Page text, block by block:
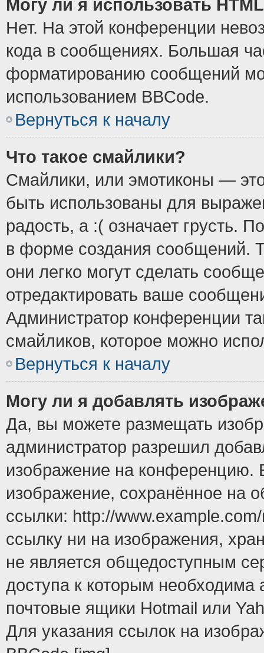
Могу ли я использовать
Нет. На этой конференции
кода в сообщениях. Большая
форматированию сообщений
использованием BBCode.
Вернуться к началу
Что такое смайлики?
Смайлики, или эмотиконы —
быть использованы для
радость, а :( означает грусть.
в форме создания сообщений.
они легко могут сделать
отредактировать ваше
Администратор конференции
смайликов, которое можно
Вернуться к началу
Могу ли я добавлять
Да, вы можете размещать
администратор разрешил
изображение на конференцию.
изображение, сохранённое на
ссылки: http://
ссылку ни на изображения,
не является общедоступным
доступа к которым
почтовые ящики Hotmail или
Для указания ссылок на